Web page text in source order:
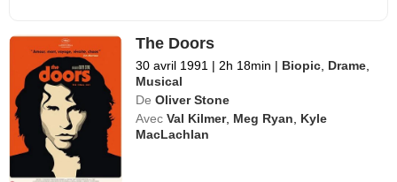
The Doors
30 avril 1991 | 2h 18min | Biopic Drame
Musical
De Oliver Stone
Avec Val Kilmer, Meg Ryan
Kyle
MacLachlan